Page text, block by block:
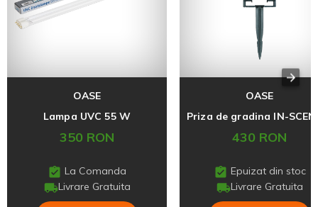
OASE
Lampa UVC 55 W
350 RON
La Comanda
Livrare Gratuita
OASE
430 RON
Epuizat din stoc
Livrare Gratuita